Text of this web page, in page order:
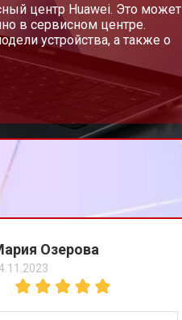
Заказать
Заказать
Заказать
Заказать
центр Huawei. Это может
в сервисном центре.
устройства, а также о
Озерова